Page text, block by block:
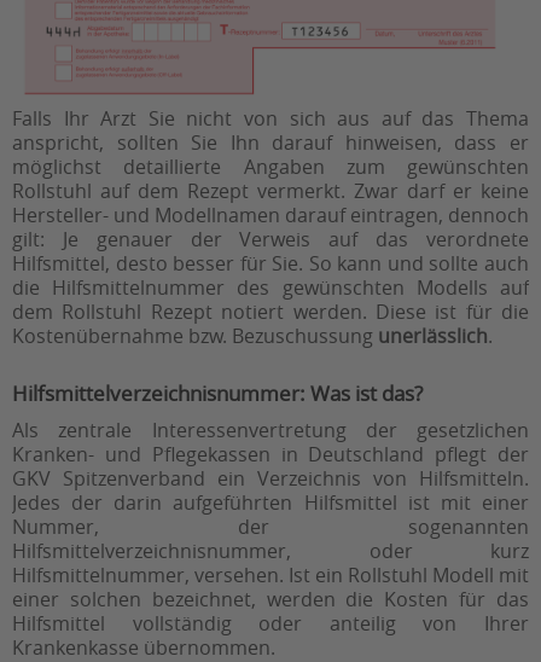
Falls Ihr Arzt Sie nicht von sich aus auf das Thema
anspricht, sollten Sie Ihn darauf hinweisen, dass er
möglichst detaillierte Angaben zum gewünschten
Rollstuhl auf dem Rezept vermerkt. Zwar darf er keine
Hersteller- und Modellnamen darauf eintragen, dennoch
gilt: Je genauer der Verweis auf das verordnete
Hilfsmittel, desto besser für Sie. So kann und sollte auch
die Hilfsmittelnummer des gewünschten Modells auf
dem Rollstuhl Rezept notiert werden. Diese ist für die
Kostenübernahme bzw. Bezuschussung unerlässlich.
Hilfsmittelverzeichnisnummer: Was ist das?
Als zentrale Interessenvertretung der gesetzlichen
Kranken- und Pflegekassen in Deutschland pflegt der
GKV Spitzenverband ein Verzeichnis von Hilfsmitteln.
Jedes der darin aufgeführten Hilfsmittel ist mit einer
Nummer, der sogenannten
Hilfsmittelverzeichnisnummer, oder kurz
Hilfsmittelnummer, versehen. Ist ein Rollstuhl Modell mit
einer solchen bezeichnet, werden die Kosten für das
Hilfsmittel vollständig oder anteilig von Ihrer
Krankenkasse übernommen.